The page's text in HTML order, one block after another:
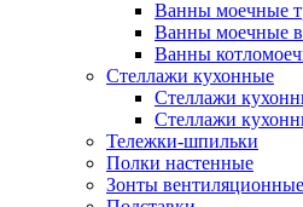
Ванны моечные
Ванны моечные
Ванны
Стеллажи кухонные
Стеллажи
Стеллажи
Тележки-шпильки
Полки настенные
Зонты вентиляционные